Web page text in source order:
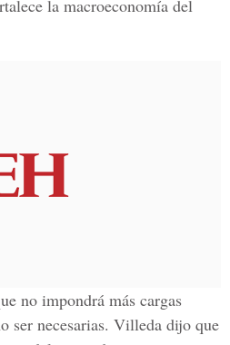
la macroeconomía del
no impondrá más cargas
ser necesarias. Villeda dijo que